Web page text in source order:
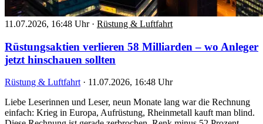
11.07.2026, 16:48 Uhr · Rüstung & Luftfahrt
Rüstungsaktien verlieren 58 Milliarden – wo Anleger
jetzt hinschauen sollten
Rüstung & Luftfahrt · 11.07.2026, 16:48 Uhr
Liebe Leserinnen und Leser, neun Monate lang war die Rechnung
einfach: Krieg in Europa, Aufrüstung, Rheinmetall kauft man blind.